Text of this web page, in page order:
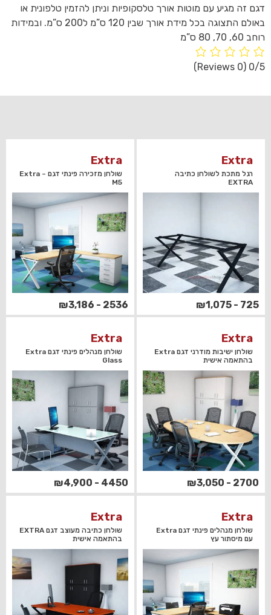
דגם זה מגיע עם מוטות אורך טלסקופיות וניתן להזמין טלפונית או
באולם התצוגה בכל מידת אורך שבין 120 ס”מ ל200 ס”מ. ובמידות
רוחב 60, 70, 80 ס”מ
0/5
(0 Reviews)
Extra
רגל מתכת לשולחן כתיבה
EXTRA
725 - ₪1,075
Extra
שולחן מזכירה פינתי דגם Extra –
M5
2536 - ₪3,186
Extra
שולחן ישיבות מודרני דגם Extra
בהתאמה אישית
2700 - ₪3,050
Extra
שולחן מנהלים פינתי דגם Extra
Glass
4450 - ₪4,900
Extra
שולחן מנהלים פינתי דגם Extra
עם מיסתור עץ
Extra
שולחן כתיבה מעוצב דגם EXTRA
בהתאמה אישית